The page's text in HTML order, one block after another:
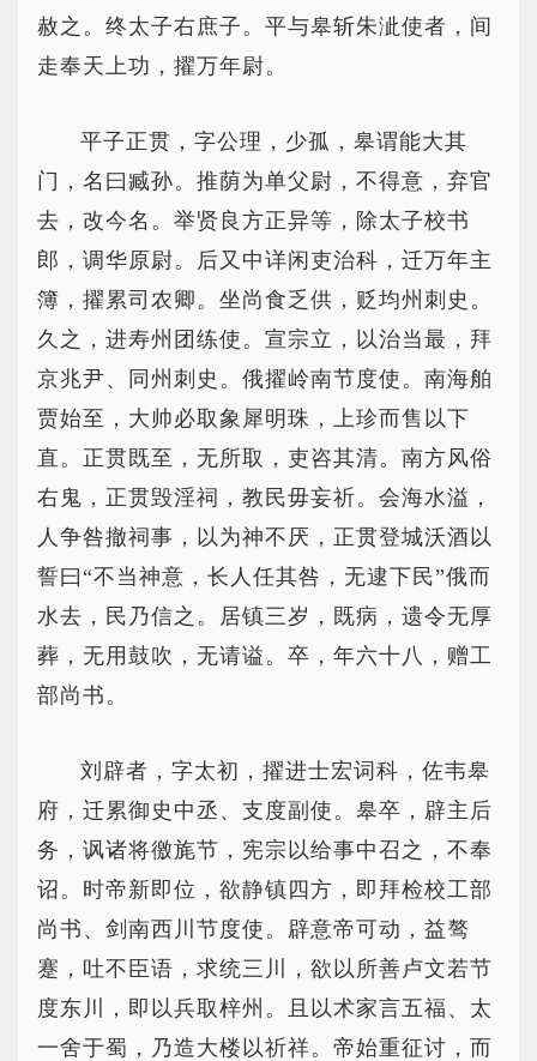
赦之。终太子右庶子。平与皋斩朱泚使者，间
走奉天上功，擢万年尉。
平子正贯，字公理，少孤，皋谓能大其
门，名曰臧孙。推荫为单父尉，不得意，弃官
去，改今名。举贤良方正异等，除太子校书
郎，调华原尉。后又中详闲吏治科，迁万年主
簿，擢累司农卿。坐尚食乏供，贬均州刺史。
久之，进寿州团练使。宣宗立，以治当最，拜
京兆尹、同州刺史。俄擢岭南节度使。南海舶
贾始至，大帅必取象犀明珠，上珍而售以下
直。正贯既至，无所取，吏咨其清。南方风俗
右鬼，正贯毁淫祠，教民毋妄祈。会海水溢，
人争咎撤祠事，以为神不厌，正贯登城沃酒以
誓曰“不当神意，长人任其咎，无逮下民”俄而
水去，民乃信之。居镇三岁，既病，遗令无厚
葬，无用鼓吹，无请谥。卒，年六十八，赠工
部尚书。
刘辟者，字太初，擢进士宏词科，佐韦皋
府，迁累御史中丞、支度副使。皋卒，辟主后
务，讽诸将徼旄节，宪宗以给事中召之，不奉
诏。时帝新即位，欲静镇四方，即拜检校工部
尚书、剑南西川节度使。辟意帝可动，益骜
蹇，吐不臣语，求统三川，欲以所善卢文若节
度东川，即以兵取梓州。且以术家言五福、太
一舍于蜀，乃造大楼以祈祥。帝始重征讨，而